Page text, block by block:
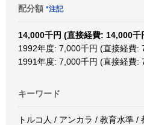
配分額 *注記
14,000千円 (直接経費: 14,000千
1992年度: 7,000千円 (直接経費:
1991年度: 7,000千円 (直接経費:
キーワード
トルコ人 / アンカラ / 教育水準 /